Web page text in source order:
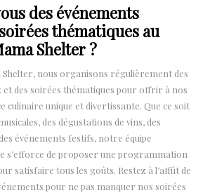
des événements
thématiques au
Shelter ?
nous organisons régulièrement des
et des soirées thématiques pour offrir à nos
culinaire unique et divertissante. Que ce soit
des dégustations de vins, des
événements festifs, notre équipe
s’efforce de proposer une programmation
satisfaire tous les goûts. Restez à l’affût de
pour ne pas manquer nos soirées